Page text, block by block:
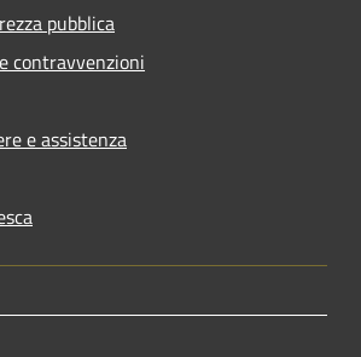
pubblica
contravvenzioni
e assistenza